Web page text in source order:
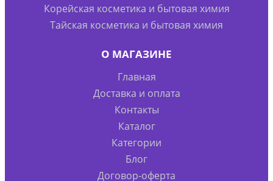
Корейская косметика и бытовая химия
Тайская косметика и бытовая химия
О МАГАЗИНЕ
Главная
Доставка и оплата
Контакты
Каталог
Категории
Блог
Договор-оферта